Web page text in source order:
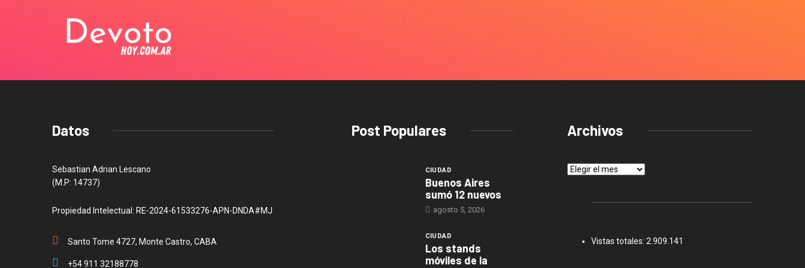
Datos
Sebastian Adrian Lescano
(M.P: 14737)
Propiedad Intelectual: RE-2024-61533276-APN-DNDA#MJ
Santo Tome 4727, Monte Castro, CABA
+54 911 32188778
Post Populares
CIUDAD
Buenos Aires
sumó 12 nuevos
agosto 5, 2026
CIUDAD
Los stands
móviles de la
Archivos
Archivos
Vistas totales: 2.909.141